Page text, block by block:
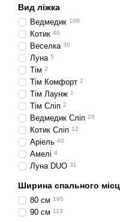
Вид ліжка
Ведмедик 108
Котик 40
Веселка 30
Луна 5
Тім 2
Тім Комфорт 2
Тім Лаунж 1
Тім Сліп 2
Ведмедик Сліп 28
Котик Сліп 12
Аріель 40
Амелі 4
Луна DUO 31
Ширина спального
80 см 195
90 см 113